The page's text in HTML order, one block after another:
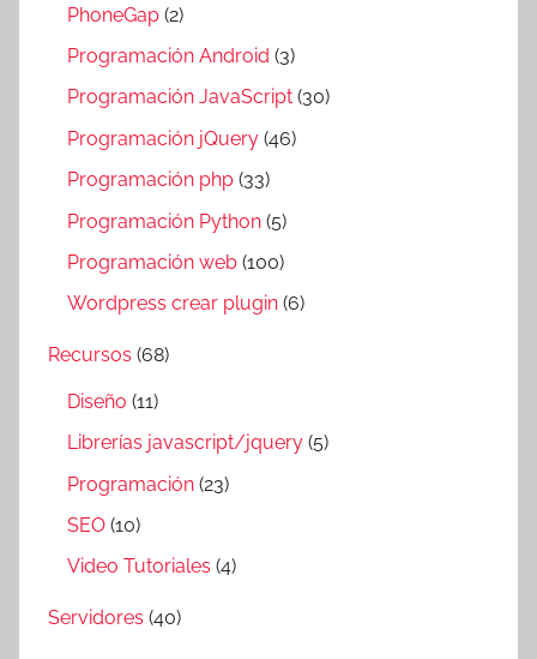
PhoneGap (2)
Programación Android (3)
Programación JavaScript (30)
Programación jQuery (46)
Programación php (33)
Programación Python (5)
Programación web (100)
Wordpress crear plugin (6)
Recursos (68)
Diseño (11)
Librerías javascript/jquery (5)
Programación (23)
SEO (10)
Video Tutoriales (4)
Servidores (40)